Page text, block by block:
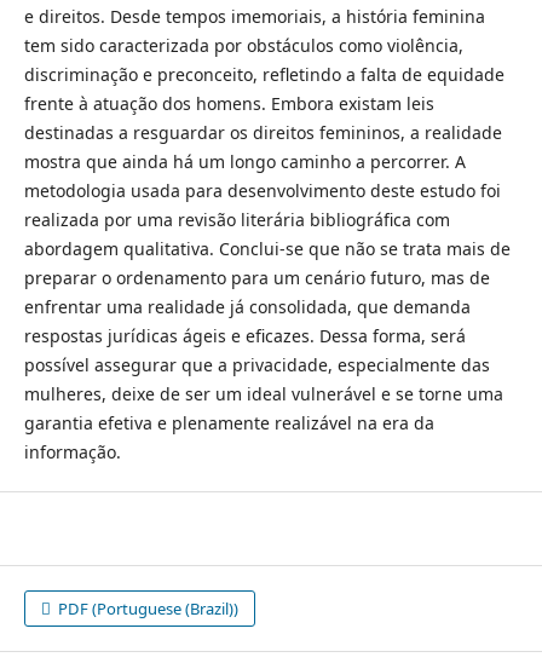
e direitos. Desde tempos imemoriais, a história feminina
tem sido caracterizada por obstáculos como violência,
discriminação e preconceito, refletindo a falta de equidade
frente à atuação dos homens. Embora existam leis
destinadas a resguardar os direitos femininos, a realidade
mostra que ainda há um longo caminho a percorrer. A
metodologia usada para desenvolvimento deste estudo foi
realizada por uma revisão literária bibliográfica com
abordagem qualitativa. Conclui-se que não se trata mais de
preparar o ordenamento para um cenário futuro, mas de
enfrentar uma realidade já consolidada, que demanda
respostas jurídicas ágeis e eficazes. Dessa forma, será
possível assegurar que a privacidade, especialmente das
mulheres, deixe de ser um ideal vulnerável e se torne uma
garantia efetiva e plenamente realizável na era da
informação.
PDF (Portuguese (Brazil))